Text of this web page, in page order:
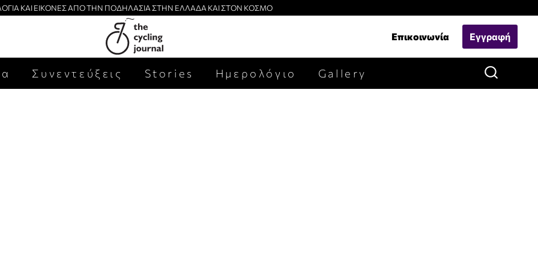
ΚΑΙ ΕΙΚΟΝΕΣ ΑΠΟ ΤΗΝ ΠΟΔΗΛΑΣΙΑ ΣΤΗΝ ΕΛΛΑΔΑ ΚΑΙ ΣΤΟΝ ΚΟΣΜΟ
Επικοινωνία Εγγραφή
Συνεντεύξεις Stories Ημερολόγιο Gallery